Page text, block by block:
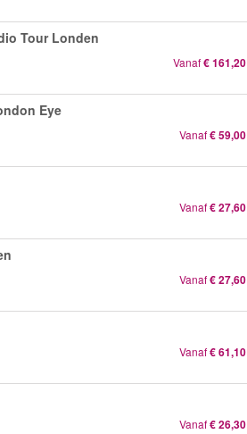
Tour Londen
Vanaf€ 161,20
Eye
Vanaf€ 59,00
Vanaf€ 27,60
Vanaf€ 27,60
Vanaf€ 61,10
Vanaf€ 26,30